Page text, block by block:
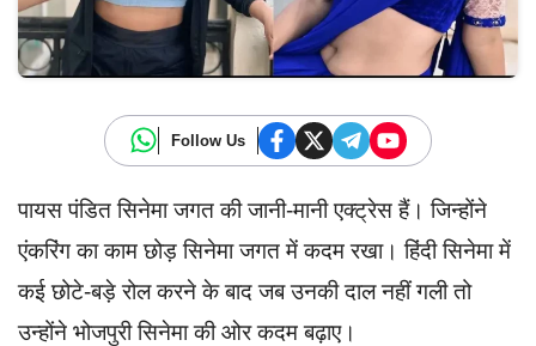
Follow Us
पायस पंडित सिनेमा जगत की जानी-मानी एक्ट्रेस हैं। जिन्होंने
एंकरिंग का काम छोड़ सिनेमा जगत में कदम रखा। हिंदी सिनेमा में
कई छोटे-बड़े रोल करने के बाद जब उनकी दाल नहीं गली तो
उन्होंने भोजपुरी सिनेमा की ओर कदम बढ़ाए।